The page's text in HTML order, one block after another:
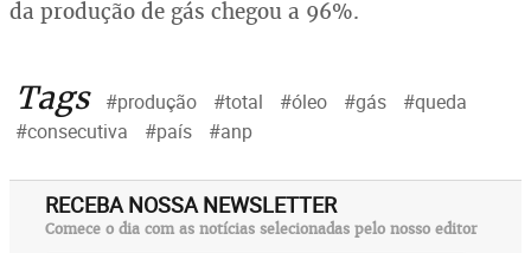
da produção de gás chegou a 96%.
Tags #produção #total #óleo #gás
#queda
#consecutiva
#país #anp
RECEBA NOSSA NEWSLETTER
Comece o dia com as notícias selecionadas pelo nosso editor